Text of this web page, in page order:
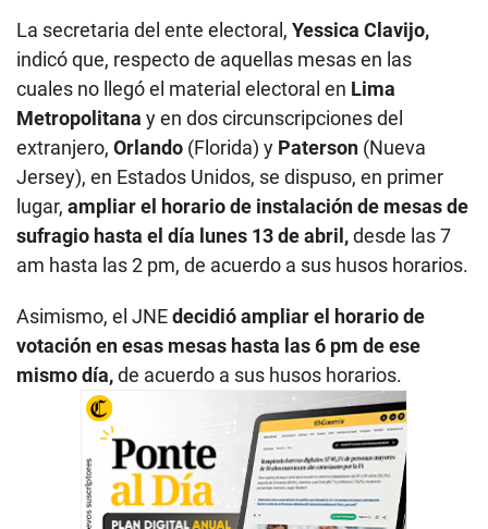
La secretaria del ente electoral, Yessica Clavijo,
indicó que, respecto de aquellas mesas en las
cuales no llegó el material electoral en Lima
Metropolitana y en dos circunscripciones del
extranjero, Orlando (Florida) y Paterson (Nueva
Jersey), en Estados Unidos, se dispuso, en primer
lugar, ampliar el horario de instalación de mesas de
sufragio hasta el día lunes 13 de abril,desde las 7
am hasta las 2 pm, de acuerdo a sus husos horarios.
Asimismo, el JNEdecidió ampliar el horario de
votación en esas mesas hasta las 6 pm de ese
mismo día,de acuerdo a sus husos horarios.